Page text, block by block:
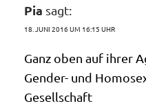
Pia sagt:
18. JUNI 2016 UM 16:15 UHR
Ganz oben auf ihrer
Gen­der- und
Gesellschaft